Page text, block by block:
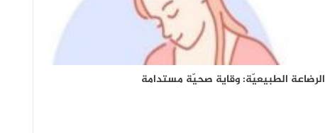
الرضاعة الطبيعيّة: وقاية صحيّة مستدامة